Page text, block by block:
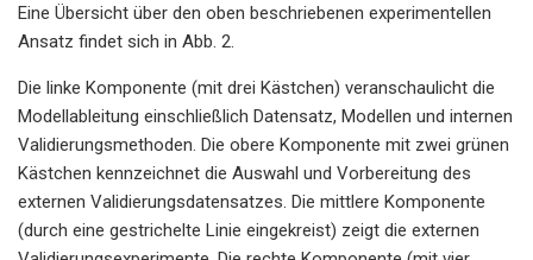
Eine Übersicht über den oben beschriebenen experimentellen
Ansatz findet sich in Abb. 2.
Die linke Komponente (mit drei Kästchen) veranschaulicht die
Modellableitung einschließlich Datensatz, Modellen und internen
Validierungsmethoden. Die obere Komponente mit zwei grünen
Kästchen kennzeichnet die Auswahl und Vorbereitung des
externen Validierungsdatensatzes. Die mittlere Komponente
(durch eine gestrichelte Linie eingekreist) zeigt die externen